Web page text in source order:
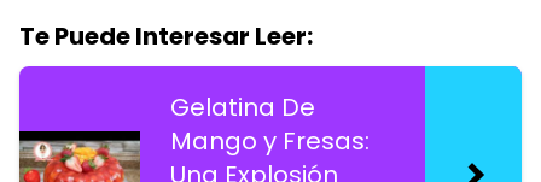
Te Puede Interesar Leer:
Gelatina De
Mango y Fresas:
Una Explosión